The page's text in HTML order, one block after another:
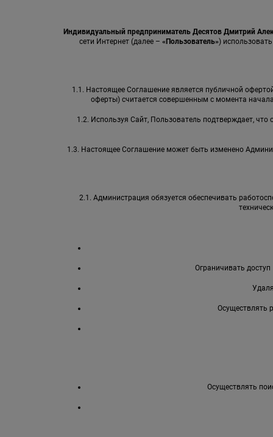
Индивидуальный предприниматель Десятов Дмитрий
сети Интернет (далее – «Пользователь»)
1.1. Настоящее Соглашение является публичной
оферты) считается совершенным с момента
1.2. Используя Сайт, Пользователь подтверждает,
1.3. Настоящее Соглашение может быть изменено
2.1. Администрация обязуется обеспечивать
Ограничивать
Осуществлять
Осуществлять